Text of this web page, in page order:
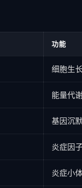
功能
细胞生
能量代
基因沉
炎症因
炎症小